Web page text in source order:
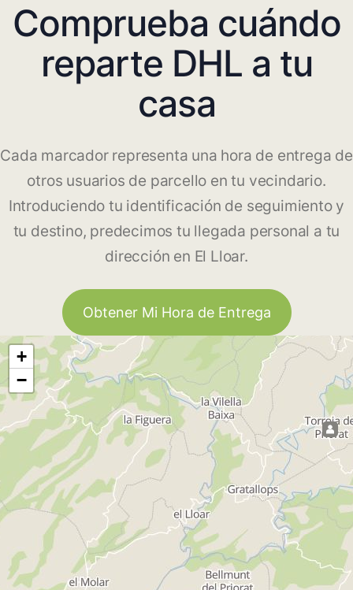
Comprueba cuándo
reparte DHL a tu
casa
Cada marcador representa una hora de entrega de
otros usuarios de parcello en tu vecindario.
Introduciendo tu identificación de seguimiento y
tu destino, predecimos tu llegada personal a tu
dirección en El Lloar.
Obtener Mi Hora de Entrega
+
−